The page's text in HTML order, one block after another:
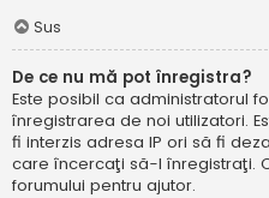
Sus
De ce nu mă pot înregistra?
Este posibil ca administratorul
înregistrarea de noi utilizatori.
fi interzis adresa IP ori să fi
care încercaţi să-l înregistraţi.
forumului pentru ajutor.